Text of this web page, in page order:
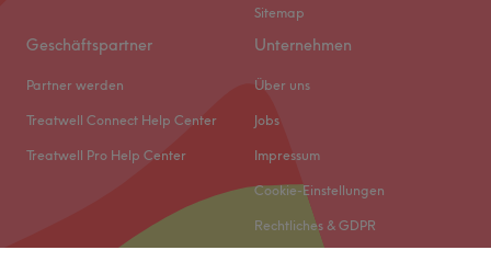
Sitemap
Geschäftspartner
Partner werden
Treatwell Connect Help Center
Treatwell Pro Help Center
Unternehmen
Über uns
Jobs
Impressum
Cookie-Einstellungen
Rechtliches & GDPR